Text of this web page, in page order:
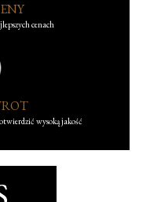
cenach
wysoką jakość